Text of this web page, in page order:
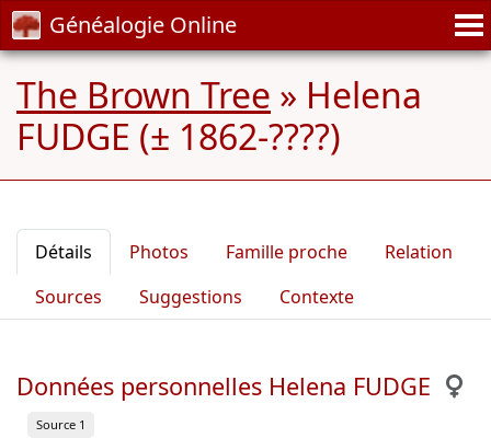
Généalogie Online
The Brown Tree » Helena
FUDGE (± 1862-????)
Détails Photos Famille proche
Relation
Sources
Suggestions Contexte
Données personnelles Helena FUDGE
Source 1